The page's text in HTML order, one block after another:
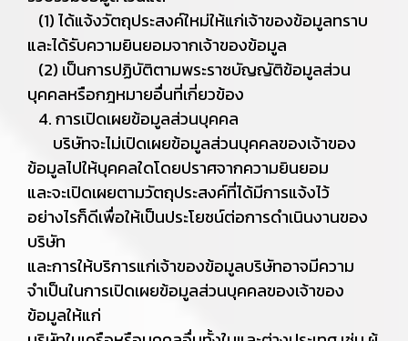
(1) ได้แจ้งวัตถุประสงค์ใหม่ให้แก่เจ้าของข้อมูลทราบ
และได้รับความยินยอมจากเจ้าของข้อมูล
(2) เป็นการปฏิบัติตามพระราชบัญญัติข้อมูลส่วน
บุคคลหรือกฎหมายอื่นที่เกี่ยวข้อง
4. การเปิดเผยข้อมูลส่วนบุคคล
บริษัทจะไม่เปิดเผยข้อมูลส่วนบุคคลของเจ้าของ
ข้อมูลไปให้บุคคลใดโดยปราศจากความยินยอม
และจะเปิดเผยตามวัตถุประสงค์ที่ได้มีการแจ้งไว้
อย่างไรก็ดีเพื่อให้เป็นประโยชน์ต่อการดำเนินงานของ
บริษัท
และการให้บริการแก่เจ้าของข้อมูลบริษัทอาจมีความ
จำเป็นในการเปิดเผยข้อมูลส่วนบุคคลของเจ้าของ
ข้อมูลให้แก่